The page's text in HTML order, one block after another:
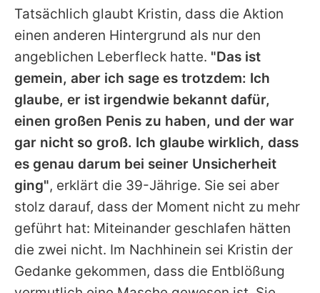
Tatsächlich glaubt Kristin, dass die Aktion
einen anderen Hintergrund als nur den
angeblichen Leberfleck hatte. "Das ist
gemein, aber ich sage es trotzdem: Ich
glaube, er ist irgendwie bekannt dafür,
einen großen Penis zu haben, und der war
gar nicht so groß. Ich glaube wirklich, dass
es genau darum bei seiner Unsicherheit
ging", erklärt die 39-Jährige. Sie sei aber
stolz darauf, dass der Moment nicht zu mehr
geführt hat: Miteinander geschlafen hätten
die zwei nicht. Im Nachhinein sei Kristin der
Gedanke gekommen, dass die Entblößung